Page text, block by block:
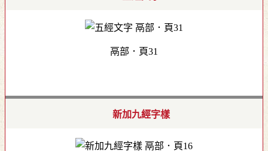
鬲部．頁31
新加九經字樣